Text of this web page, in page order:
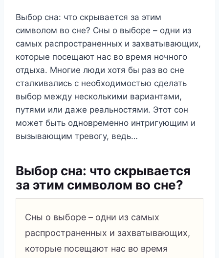
Выбор сна: что скрывается за этим
символом во сне? Сны о выборе – одни из
самых распространенных и захватывающих,
которые посещают нас во время ночного
отдыха. Многие люди хотя бы раз во сне
сталкивались с необходимостью сделать
выбор между несколькими вариантами,
путями или даже реальностями. Этот сон
может быть одновременно интригующим и
вызывающим тревогу, ведь…
Выбор сна: что скрывается
за этим символом во сне?
Сны о выборе – одни из самых
распространенных и захватывающих,
которые посещают нас во время